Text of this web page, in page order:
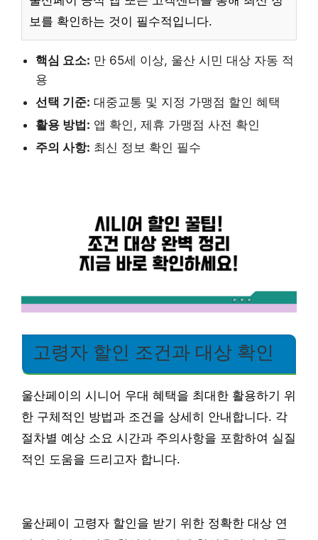
보를 확인하는 것이 필수적입니다.
핵심 요소: 만 65세 이상, 울산 시민 대상 자동 적
용
선택 기준: 대중교통 및 지정 가맹점 할인 혜택
활용 방법: 앱 확인, 제휴 가맹점 사전 확인
주의 사항: 최신 정보 확인 필수
고령자 할인 조건과 대상 확인
울산페이의 시니어 우대 혜택을 최대한 활용하기 위
한 구체적인 방법과 조건을 상세히 안내합니다. 각
절차별 예상 소요 시간과 주의사항을 포함하여 실질
적인 도움을 드리고자 합니다.
울산페이 고령자 할인을 받기 위한 정확한 대상 연